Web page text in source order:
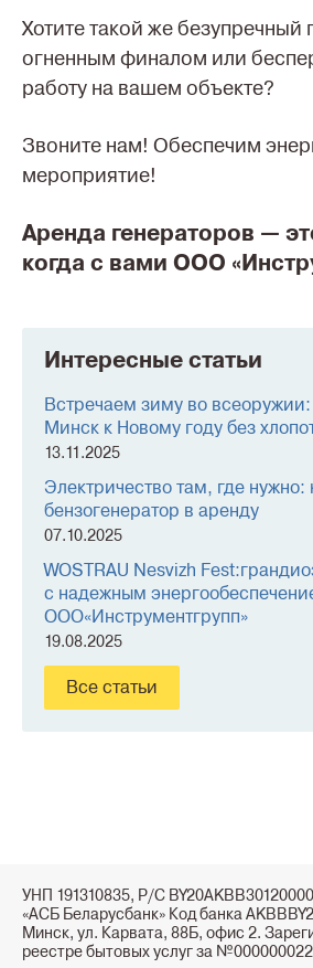
Хотите такой же безупречный
огненным финалом или
работу на вашем объекте?
Звоните нам! Обеспечим
мероприятие!
Аренда генераторов —
когда с вами ООО
Интересные статьи
Встречаем зиму во всеоружии:
Минск к Новому году без
13.11.2025
Электричество там, где нужно:
бензогенератор в аренду
07.10.2025
WOSTRAU Nesvizh
с надежным
ООО«Инструментгрупп»
19.08.2025
Все статьи
УНП 191310835, Р/С
«АСБ Беларусбанк» Код банка
Минск, ул. Карвата, 88Б, офис 2.
реестре бытовых услуг за